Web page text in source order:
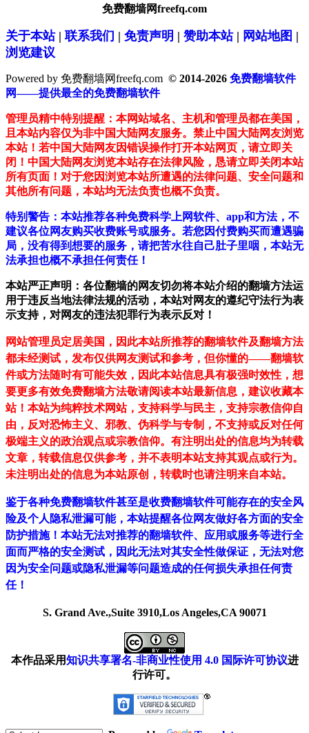
免费翻墙网freefq.com
关于本站| 联系我们 | 免责声明 | 赞助本站| 网站地图 |
浏览建议
Powered by 免费翻墙网freefq.com © 2014-2026 免费翻墙软件
网——提供最全的免费翻墙软件
管理员精中特别提醒：本网站域名、主机和管理员都在美国，
且本站内容仅为非中国大陆网友服务。禁止中国大陆网友浏览
本站！若中国大陆网友因错误操作打开本站网页，请立即关
闭！中国大陆网友浏览本站存在法律风险，恳请立即关闭本站
所有页面！对于您因浏览本站所遭遇的法律问题、安全问题和
其他所有问题，本站均无法负责也概不负责。
特别警告：本站推荐各种免费科学上网软件、app和方法，不
建议各位网友购买收费账号或服务。若您因付费购买而遭遇骗
局，没有得到想要的服务，请把苦水往自己肚子里咽，本站无
法承担也概不承担任何责任！
本站严正声明：各位翻墙的网友切勿将本站介绍的翻墙方法运
用于违反当地法律法规的活动，本站对网友的遵纪守法行为表
示支持，对网友的违法犯罪行为表示反对！
网站管理员定居美国，因此本站所推荐的翻墙软件及翻墙方法
都未经测试，发布仅供网友测试和参考，但你懂的——翻墙软
件或方法随时有可能失效，因此本站信息具有极强时效性，想
要更多有效免费翻墙方法敬请阅读本站最新信息，建议收藏本
站！ 本站为纯粹技术网站，支持科学与民主，支持宗教信仰自
由，反对恐怖主义、邪教、伪科学与专制，不支持或反对任何
极端主义的政治观点或宗教信仰。有注明出处的信息均为转载
文章，转载信息仅供参考，并不表明本站支持其观点或行为。
未注明出处的信息为本站原创，转载时也请注明来自本站。
鉴于各种免费翻墙软件甚至是收费翻墙软件可能存在的安全风
险及个人隐私泄漏可能，本站提醒各位网友做好各方面的安全
防护措施！本站无法对推荐的翻墙软件、应用或服务等进行全
面而严格的安全测试，因此无法对其安全性做保证，无法对您
因为安全问题或隐私泄漏等问题造成的任何损失承担任何责
任！
S. Grand Ave.,Suite 3910,Los Angeles,CA 90071
本作品采用知识共享署名-非商业性使用 4.0 国际许可协议进
行许可。